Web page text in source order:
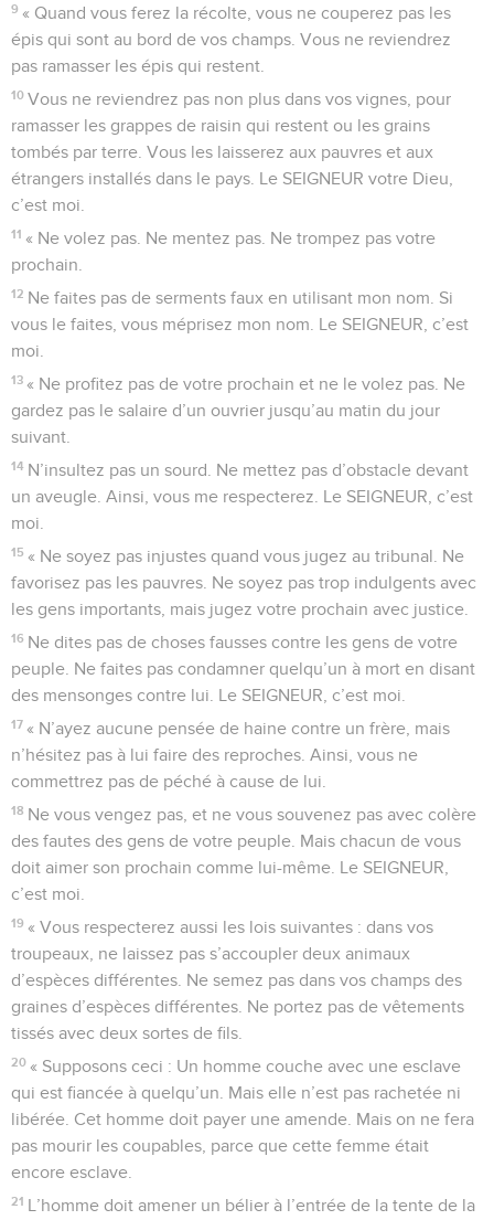
9 « Quand vous ferez la récolte, vous ne couperez pas les
épis qui sont au bord de vos champs. Vous ne reviendrez
pas ramasser les épis qui restent.
10 Vous ne reviendrez pas non plus dans vos vignes, pour
ramasser les grappes de raisin qui restent ou les grains
tombés par terre. Vous les laisserez aux pauvres et aux
étrangers installés dans le pays. Le SEIGNEUR votre Dieu,
c’est moi.
11 « Ne volez pas. Ne mentez pas. Ne trompez pas votre
prochain.
12 Ne faites pas de serments faux en utilisant mon nom. Si
vous le faites, vous méprisez mon nom. Le SEIGNEUR, c’est
moi.
13 « Ne profitez pas de votre prochain et ne le volez pas. Ne
gardez pas le salaire d’un ouvrier jusqu’au matin du jour
suivant.
14 N’insultez pas un sourd. Ne mettez pas d’obstacle devant
un aveugle. Ainsi, vous me respecterez. Le SEIGNEUR, c’est
moi.
15 « Ne soyez pas injustes quand vous jugez au tribunal. Ne
favorisez pas les pauvres. Ne soyez pas trop indulgents avec
les gens importants, mais jugez votre prochain avec justice.
16 Ne dites pas de choses fausses contre les gens de votre
peuple. Ne faites pas condamner quelqu’un à mort en disant
des mensonges contre lui. Le SEIGNEUR, c’est moi.
17 « N’ayez aucune pensée de haine contre un frère, mais
n’hésitez pas à lui faire des reproches. Ainsi, vous ne
commettrez pas de péché à cause de lui.
18 Ne vous vengez pas, et ne vous souvenez pas avec colère
des fautes des gens de votre peuple. Mais chacun de vous
doit aimer son prochain comme lui-même. Le SEIGNEUR,
c’est moi.
19 « Vous respecterez aussi les lois suivantes : dans vos
troupeaux, ne laissez pas s’accoupler deux animaux
d’espèces différentes. Ne semez pas dans vos champs des
graines d’espèces différentes. Ne portez pas de vêtements
tissés avec deux sortes de fils.
20 « Supposons ceci : Un homme couche avec une esclave
qui est fiancée à quelqu’un. Mais elle n’est pas rachetée ni
libérée. Cet homme doit payer une amende. Mais on ne fera
pas mourir les coupables, parce que cette femme était
encore esclave.
21 L’homme doit amener un bélier à l’entrée de la tente de la